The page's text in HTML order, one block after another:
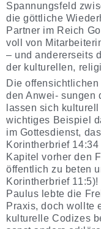
Spannungsfeld
die göttliche
Partner im Reich
voll von
– und andererseits
der kulturellen,
Die
den Anwei- sungen
lassen sich
wichtiges Beispiel
im Gottesdienst,
Korintherbrief
Kapitel vorher den
öffentlich zu beten
Korintherbrief 11:5)!
Paulus lebte die
Praxis, doch wollte
kulturelle Codizes